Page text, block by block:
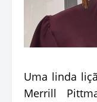
Uma linda
Merrill